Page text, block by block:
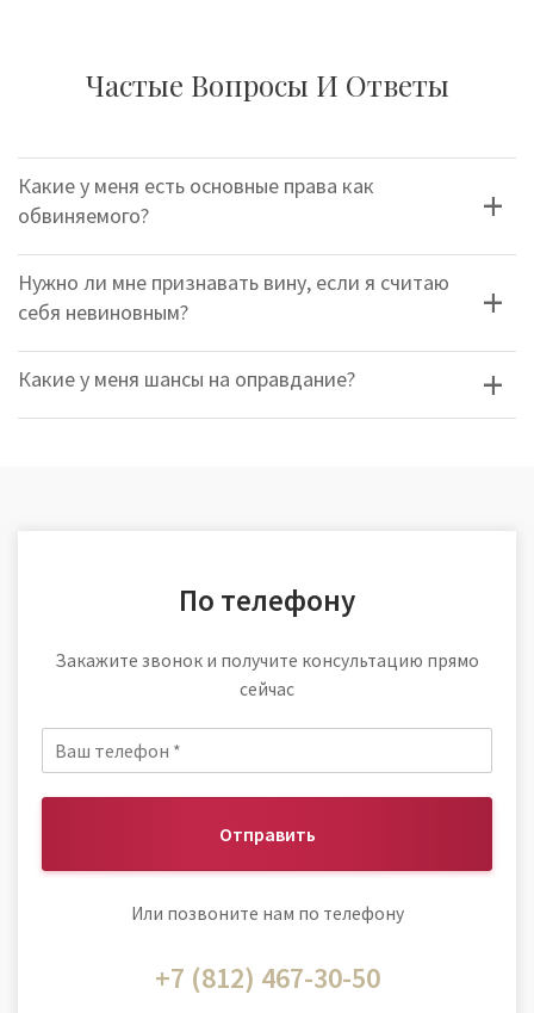
Частые Вопросы И Ответы
Какие у меня есть основные права как
обвиняемого?
Нужно ли мне признавать вину, если я считаю
себя невиновным?
Какие у меня шансы на оправдание?
По телефону
Закажите звонок и получите консультацию прямо
сейчас
Отправить
Или позвоните нам по телефону
+7 (812) 467-30-50